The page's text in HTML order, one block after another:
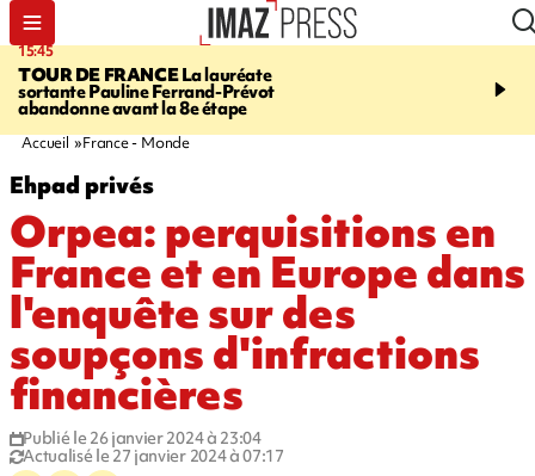
15:45
TOUR DE FRANCELa lauréate
sortante Pauline Ferrand-Prévot
abandonne avant la 8e étape
20:17
routière, concours de
Accueil France - Monde
Ehpad privés
Orpea: perquisitions en
France et en Europe dans
l'enquête sur des
soupçons d'infractions
financières
Publié le 26 janvier 2024 à 23:04
Actualisé le 27 janvier 2024 à 07:17